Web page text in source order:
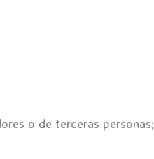
o de terceras personas;